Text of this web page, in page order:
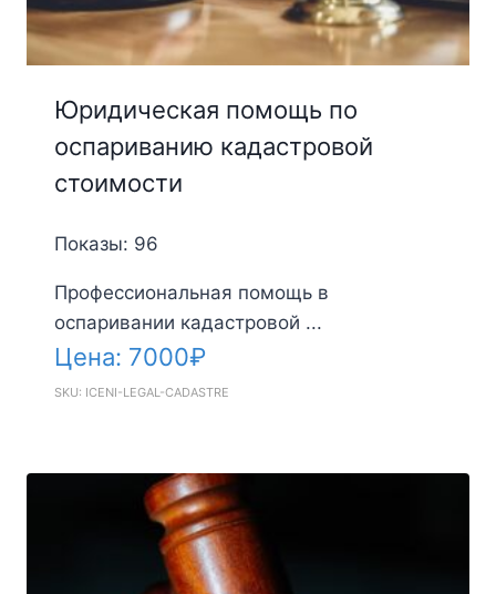
Юридическая помощь по
оспариванию кадастровой
стоимости
Показы: 96
Профессиональная помощь в
оспаривании кадастровой ...
Цена: 7000₽
SKU: ICENI-LEGAL-CADASTRE